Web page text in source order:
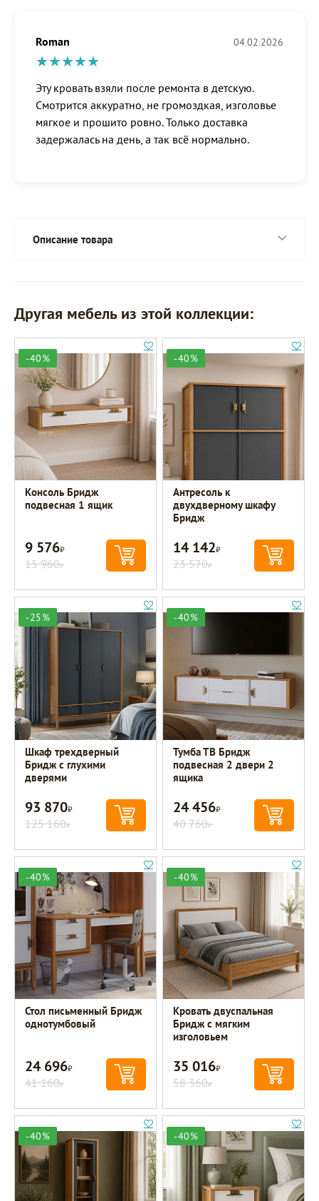
Roman 04.02.2026
Эту кровать взяли после ремонта в детскую.
Смотрится аккуратно, не громоздкая, изголовье
мягкое и прошито ровно. Только доставка
задержалась на день, а так всё нормально.
Описание товара
Другая мебель из этой коллекции:
-40%
Консоль Бридж
подвесная 1 ящик
9 576Р
15 960Р
-40%
Антресоль к
двухдверному шкафу
Бридж
14 142Р
23 570Р
-25%
Шкаф трехдверный
Бридж с глухими
дверями
93 870Р
125 160Р
-40%
Тумба ТВ Бридж
подвесная 2 двери 2
ящика
24 456Р
40 760Р
-40%
Стол письменный Бридж
однотумбовый
24 696Р
41 160Р
-40%
Кровать двуспальная
Бридж с мягким
изголовьем
35 016Р
58 360Р
-40% -40%